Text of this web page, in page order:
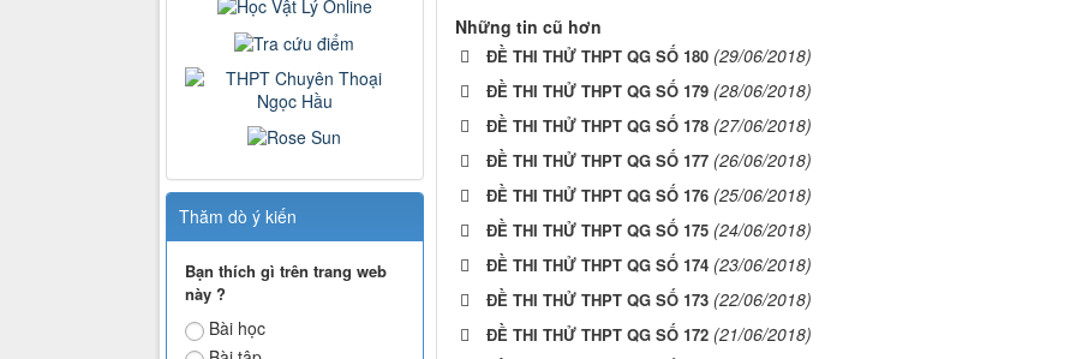
Những tin cũ hơn
ĐỀ THI THỬ THPT QG SỐ 180 (29/06/2018)
ĐỀ THI THỬ THPT QG SỐ 179 (28/06/2018)
ĐỀ THI THỬ THPT QG SỐ 178 (27/06/2018)
ĐỀ THI THỬ THPT QG SỐ 177 (26/06/2018)
ĐỀ THI THỬ THPT QG SỐ 176 (25/06/2018)
ĐỀ THI THỬ THPT QG SỐ 175 (24/06/2018)
ĐỀ THI THỬ THPT QG SỐ 174 (23/06/2018)
ĐỀ THI THỬ THPT QG SỐ 173 (22/06/2018)
ĐỀ THI THỬ THPT QG SỐ 172 (21/06/2018)
Thăm dò ý kiến
Bạn thích gì trên trang web
này ?
Bài học